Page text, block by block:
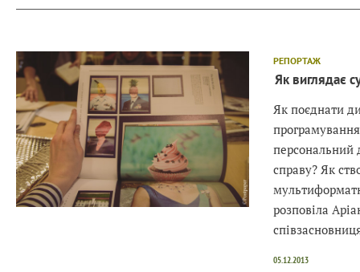
РЕПОРТАЖ
Як виглядає
Як поєднати
персональний
справу? Як
розповіла
05.12.2013